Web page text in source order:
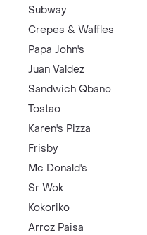
Subway
Crepes & Waffles
Papa John's
Juan Valdez
Sandwich Qbano
Tostao
Karen's Pizza
Frisby
Mc Donald's
Sr Wok
Kokoriko
Arroz Paisa